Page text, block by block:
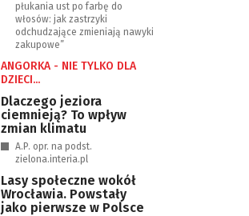
płukania ust po farbę do
włosów: jak zastrzyki
odchudzające zmieniają nawyki
zakupowe”
ANGORKA - NIE TYLKO DLA
DZIECI...
Dlaczego jeziora
ciemnieją? To wpływ
zmian klimatu
A.P. opr. na podst.
zielona.interia.pl
Lasy społeczne wokół
Wrocławia. Powstały
jako pierwsze w Polsce